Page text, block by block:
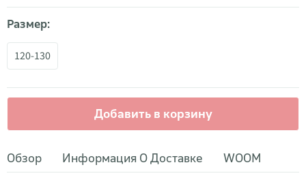
Размер:
120-130
Добавить в корзину
Обзор Информация О Доставке WOOM